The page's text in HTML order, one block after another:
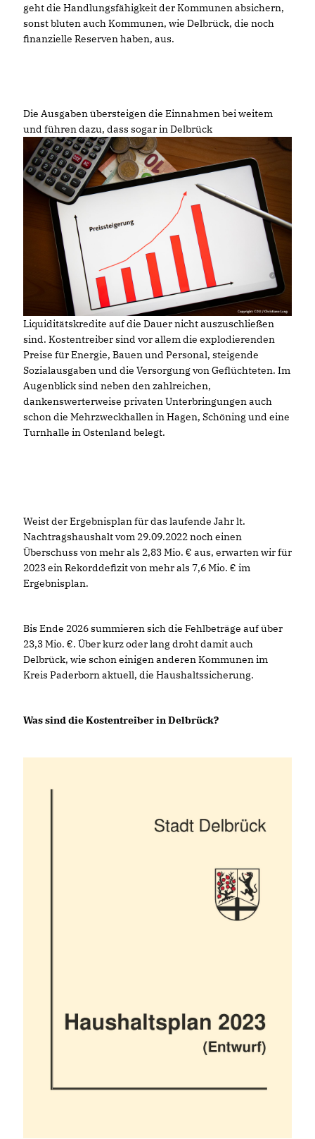
geht die Handlungsfähigkeit der Kommunen absichern,
sonst bluten auch Kommunen, wie Delbrück, die noch
finanzielle Reserven haben, aus.
Die Ausgaben übersteigen die Einnahmen bei weitem
und führen dazu, dass sogar inDelbrück
Liquiditätskredite auf die Dauer nicht auszuschließen
sind. Kostentreiber sind vor allem die explodierenden
Preise für Energie, Bauen und Personal, steigende
Sozialausgaben und die Versorgung von Geflüchteten. Im
Augenblick sind neben den zahlreichen,
dankenswerterweise privaten Unterbringungen auch
schon die Mehrzweckhallen in Hagen, Schöning und eine
Turnhalle in Ostenland belegt.
Weist der Ergebnisplan für das laufende Jahr lt.
Nachtragshaushalt vom 29.09.2022 noch einen
Überschuss von mehr als 2,83 Mio. € aus, erwarten wir für
2023 ein Rekorddefizit von mehr als 7,6 Mio. € im
Ergebnisplan.
Bis Ende 2026 summieren sich die Fehlbeträge auf über
23,3 Mio. €. Über kurz oder lang droht damit auch
Delbrück, wie schon einigen anderen Kommunen im
Kreis Paderborn aktuell, die Haushaltssicherung.
Was sind die Kostentreiber in Delbrück?